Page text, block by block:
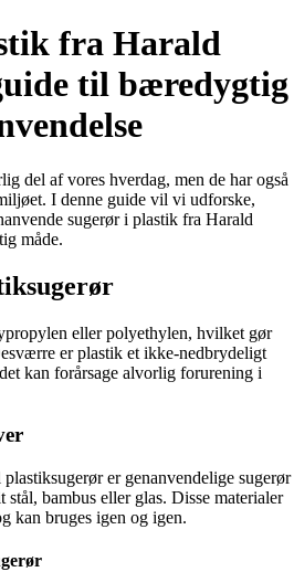
fra Harald
til bæredygtig
del af vores hverdag, men de har også
I denne guide vil vi udforske,
sugerør i plastik fra Harald
måde.
eller polyethylen, hvilket gør
er plastik et ikke-nedbrydeligt
kan forårsage alvorlig forurening i
er genanvendelige sugerør
bambus eller glas. Disse materialer
kan bruges igen og igen.